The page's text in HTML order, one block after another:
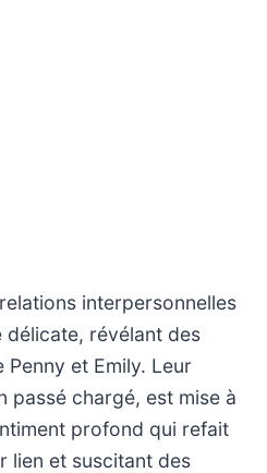
interpersonnelles
délicate, révélant des
et Emily. Leur
passé chargé, est mise à
profond qui refait
lien et suscitant des